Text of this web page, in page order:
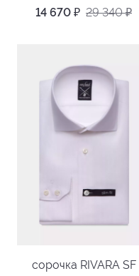
14 670 ₽ 29 340₽
сорочка RIVARA SF